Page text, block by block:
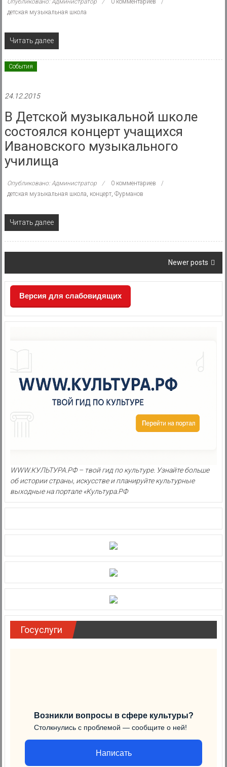
Опубликовано: Администратор
0 комментариев
детская музыкальная школа
Читать далее
События
24.12.2015
В Детской музыкальной школе
состоялся концерт учащихся
Ивановского музыкального
училища
Опубликовано: Администратор
0 комментариев
детская музыкальная школа, концерт, Фурманов
Читать далее
navigation
Newer posts
Версия для слабовидящих
WWW.КУЛЬТУРА.РФ – твой гид по культуре. Узнайте больше
об истории страны, искусстве и планируйте культурные
выходные на портале «Культура.РФ
Госуслуги
Возникли вопросы в сфере культуры?
Столкнулись с проблемой — сообщите о ней!
Написать